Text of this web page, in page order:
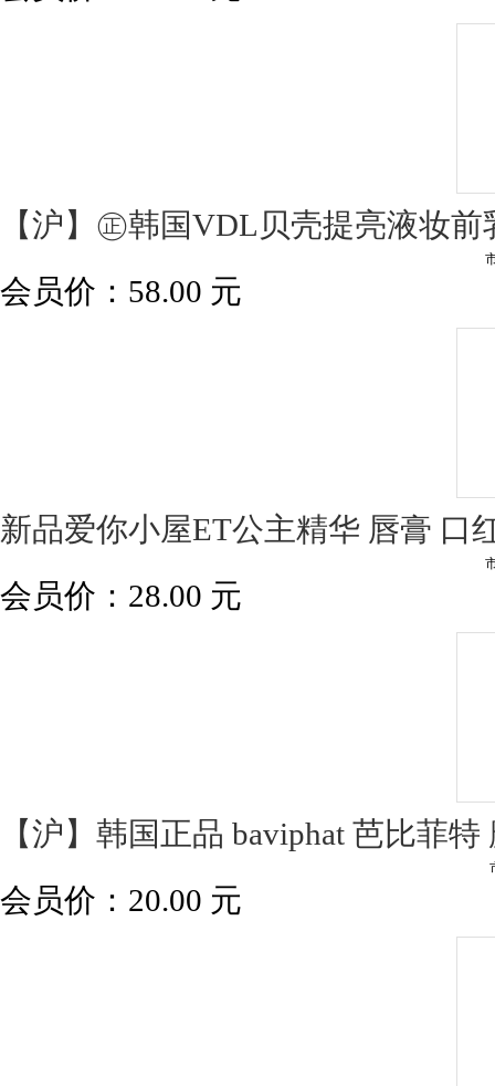
【沪】㊣韩国VDL贝壳提亮液妆
会员价： 58.00 元
新品爱你小屋ET公主精华 唇膏 口
会员价： 28.00 元
【沪】韩国正品 baviphat 芭比菲
会员价： 20.00 元